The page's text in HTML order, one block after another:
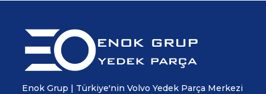
Enok Grup | Türkiye'nin Volvo Yedek Parça Merkezi